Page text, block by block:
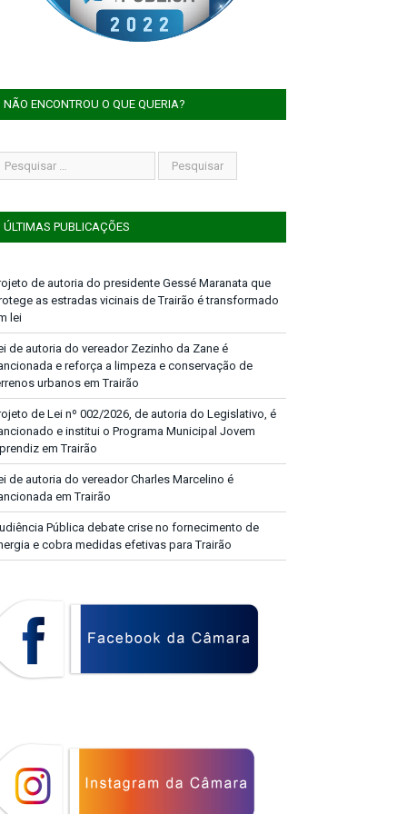
NÃO ENCONTROU O QUE QUERIA?
ÚLTIMAS PUBLICAÇÕES
de autoria do presidente Gessé Maranata que
as estradas vicinais de Trairão é transformado
lei
de autoria do vereador Zezinho da Zane é
e reforça a limpeza e conservação de
urbanos em Trairão
de Lei nº 002/2026, de autoria do Legislativo, é
e institui o Programa Municipal Jovem
em Trairão
de autoria do vereador Charles Marcelino é
em Trairão
Pública debate crise no fornecimento de
e cobra medidas efetivas para Trairão